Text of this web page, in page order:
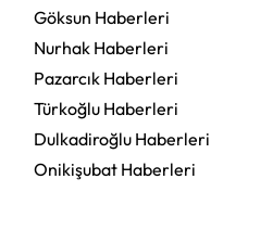
Göksun Haberleri
Nurhak Haberleri
Pazarcık Haberleri
Türkoğlu Haberleri
Dulkadiroğlu Haberleri
Onikişubat Haberleri